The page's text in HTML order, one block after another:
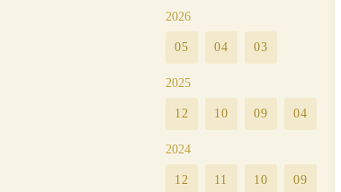
2026
05 04 03
2025
12 10 09 04
2024
12 11 10 09